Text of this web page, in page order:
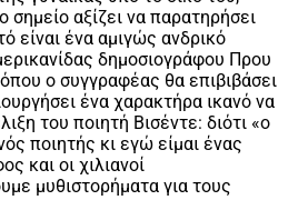
σημείο αξίζει να παρατηρήσει
είναι ένα αμιγώς ανδρικό
δημοσιογράφου Πρου
ο συγγραφέας θα επιβιβάσει
ένα χαρακτήρα ικανό να
του ποιητή Βισέντε: διότι «ο
ποιητής κι εγώ είμαι ένας
και οι χιλιανοί
μυθιστορήματα για τους